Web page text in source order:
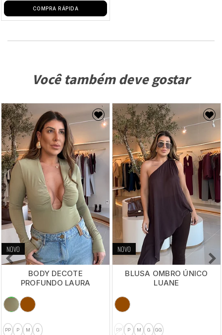
COMPRA RÁPIDA
Você também deve gostar
NOVO
BODY DECOTE
PROFUNDO LAURA
PP P M G
NOVO
BLUSA OMBRO ÚNICO
LUANE
PP P M G GG